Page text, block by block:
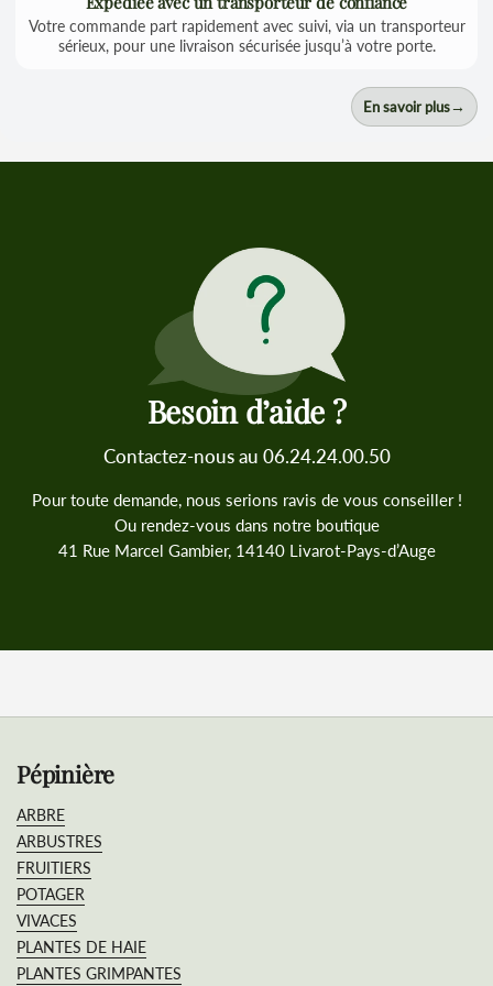
Votre commande part rapidement avec suivi, via un transporteur
sérieux, pour une livraison sécurisée jusqu’à votre porte.
En savoir plus→
Besoin d’aide ?
Contactez-nous au 06.24.24.00.50
Pour toute demande, nous serions ravis de vous conseiller !
Ou rendez-vous dans notre boutique
41 Rue Marcel Gambier, 14140 Livarot-Pays-d’Auge
Pépinière
ARBRE
ARBUSTRES
FRUITIERS
POTAGER
VIVACES
PLANTES DE HAIE
PLANTES GRIMPANTES